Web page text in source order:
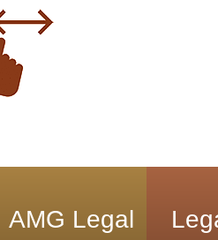
AMG Legal